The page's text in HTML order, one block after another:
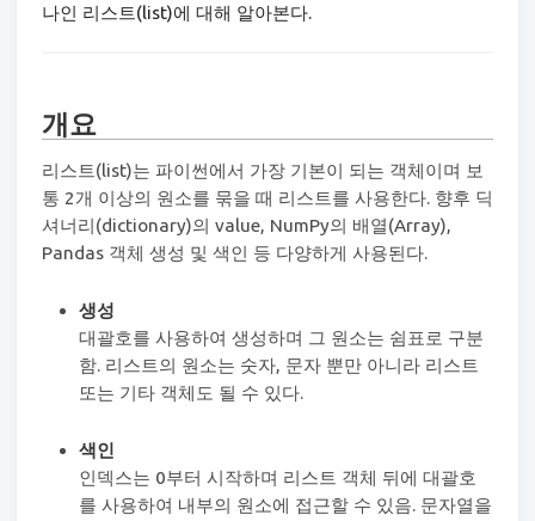
나인 리스트(list)에 대해 알아본다.
개요
리스트(list)는 파이썬에서 가장 기본이 되는 객체이며 보
통 2개 이상의 원소를 묶을 때 리스트를 사용한다. 향후 딕
셔너리(dictionary)의 value, NumPy의 배열(Array),
Pandas 객체 생성 및 색인 등 다양하게 사용된다.
생성
대괄호를 사용하여 생성하며 그 원소는 쉼표로 구분
함. 리스트의 원소는 숫자, 문자 뿐만 아니라 리스트
또는 기타 객체도 될 수 있다.
색인
인덱스는 0부터 시작하며 리스트 객체 뒤에 대괄호
를 사용하여 내부의 원소에 접근할 수 있음. 문자열을